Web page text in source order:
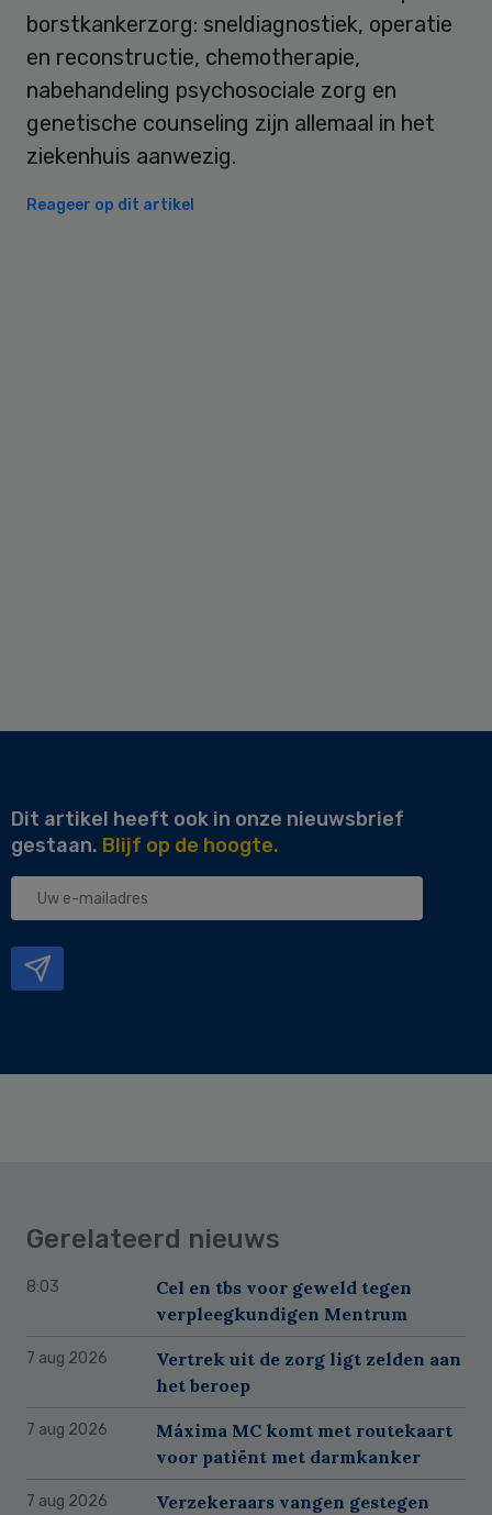
borstkankerzorg: sneldiagnostiek, operatie
en reconstructie, chemotherapie,
nabehandeling psychosociale zorg en
genetische counseling zijn allemaal in het
ziekenhuis aanwezig.
Reageer op dit artikel
Dit artikel heeft ook in onze nieuwsbrief
gestaan. Blijf op de hoogte.
Uw
Gerelateerd nieuws
8:03
Cel en tbs voor geweld tegen
verpleegkundigen Mentrum
7 aug 2026
Vertrek uit de zorg ligt zelden aan
het beroep
7 aug 2026
Máxima MC komt met routekaart
voor patiënt met darmkanker
7 aug 2026
Verzekeraars vangen gestegen